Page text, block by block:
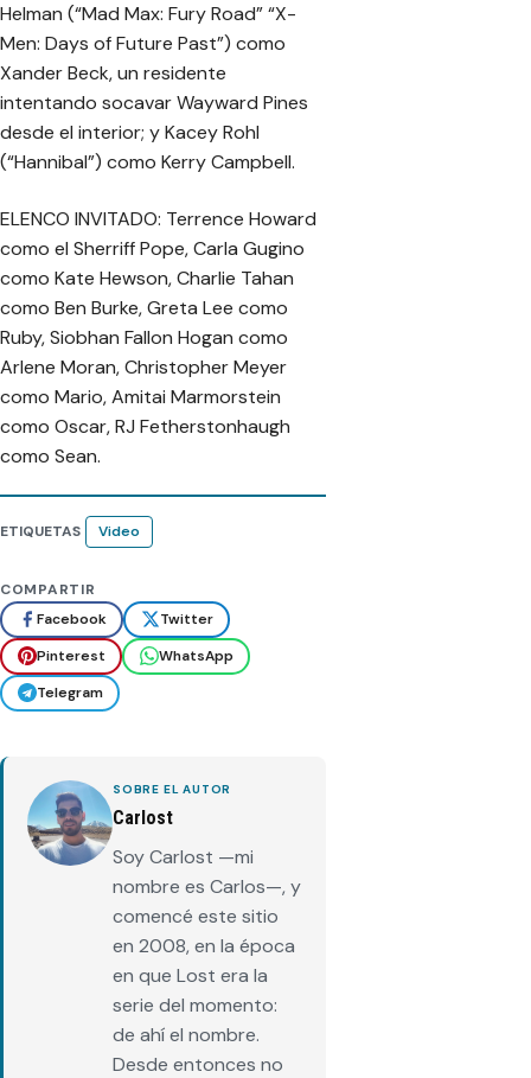
Helman (“Mad Max: Fury Road” “X-
Men: Days of Future Past”) como
Xander Beck, un residente
intentando socavar Wayward Pines
desde el interior; y Kacey Rohl
(“Hannibal”) como Kerry Campbell.
ELENCO INVITADO: Terrence Howard
como el Sherriff Pope, Carla Gugino
como Kate Hewson, Charlie Tahan
como Ben Burke, Greta Lee como
Ruby, Siobhan Fallon Hogan como
Arlene Moran, Christopher Meyer
como Mario, Amitai Marmorstein
como Oscar, RJ Fetherstonhaugh
como Sean.
ETIQUETAS Video
COMPARTIR
Facebook
Twitter
Pinterest
WhatsApp
Telegram
SOBRE EL AUTOR
Carlost
Soy Carlost —mi
nombre es Carlos—, y
comencé este sitio
en 2008, en la época
en que Lost era la
serie del momento:
de ahí el nombre.
Desde entonces no